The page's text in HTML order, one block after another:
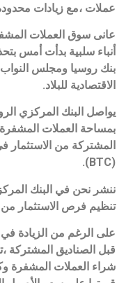
عملات ،مع زيادات
عانى سوق العملات
أنباء سلبية بدأت أمس
بنك روسيا ومجلس
الاقتصادية للبلاد.
يواصل البنك المركزي
بمساحة العملات
(BTC).
ننشر نحن في البنك
تنظيم فرص الاستثمار
على الرغم من الزيادة
قبل الصناديق المشتركة
شراء العملات المشفرة